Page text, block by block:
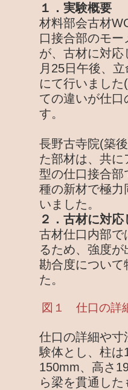
１．実験概要
材料部会古材
口接合部のモ
が、古材に対
月25日午後、
にて行いまし
ての違いが仕
す。
長野古寺院(築
た部材は、共
型の仕口接合部
種の新材で極力
いました。
２．古材に対
古材仕口内部で
るため、強度
勘合度について
た。
図１ 仕口の詳
仕口の詳細や寸
験体とし、柱は
150mm、高さ
ら梁を貫通し